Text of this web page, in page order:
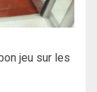
jeu sur les